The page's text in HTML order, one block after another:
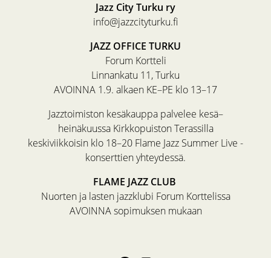
Jazz City Turku ry
info@jazzcityturku.fi
JAZZ OFFICE TURKU
Forum Kortteli
Linnankatu 11, Turku
AVOINNA 1.9. alkaen KE–PE klo 13–17
Jazztoimiston kesäkauppa palvelee kesä–
heinäkuussa Kirkkopuiston Terassilla
keskiviikkoisin klo 18–20 Flame Jazz Summer Live -
konserttien yhteydessä.
FLAME JAZZ CLUB
Nuorten ja lasten jazzklubi Forum Korttelissa
AVOINNA sopimuksen mukaan